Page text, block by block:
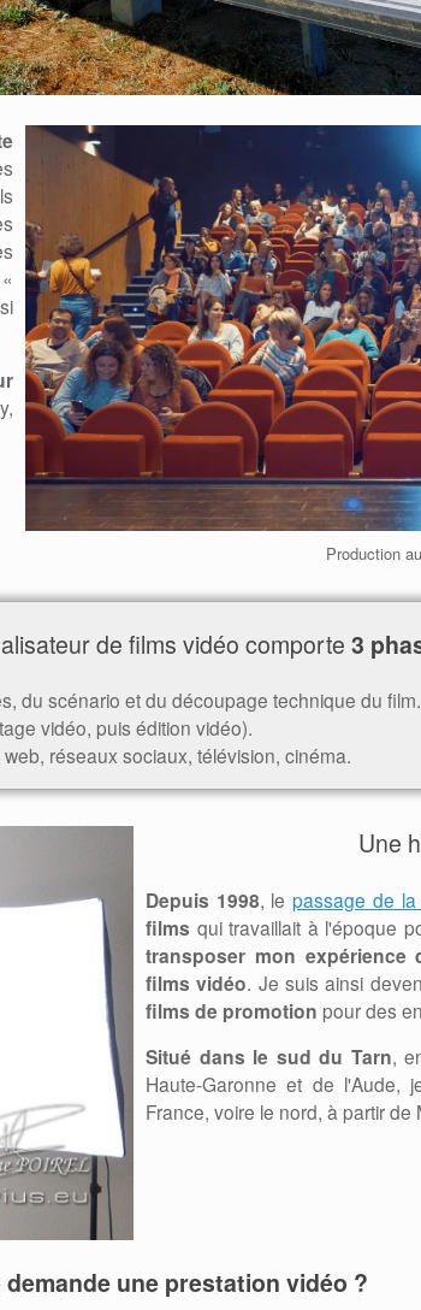
Production
de films vidéo comporte 3
du scénario et du découpage technique du film.
vidéo, puis édition vidéo).
réseaux sociaux, télévision, cinéma.
Une
Depuis 1998, lepassage de
films qui travaillait à l'époque
transposer mon
films vidéo. Je suis ainsi
films de promotion pour des
Situé dans le sud du Tarn,
Haute-Garonne et de l'Aude,
France, voire le nord, à partir de
demande une prestation vidéo ?